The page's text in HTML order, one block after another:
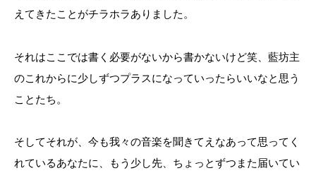
えてきたことがチラホラありました。
それはここでは書く必要がないから書かないけど笑、藍坊主
のこれからに少しずつプラスになっていったらいいなと思う
ことたち。
そしてそれが、今も我々の音楽を聞きてえなあって思ってく
れているあなたに、もう少し先、ちょっとずつまた届いてい